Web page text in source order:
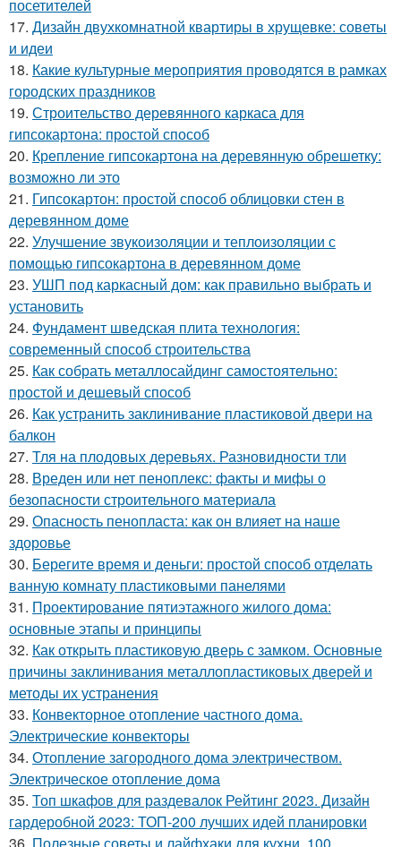
посетителей
17. Дизайн двухкомнатной квартиры в хрущевке: советы
и идеи
18. Какие культурные мероприятия проводятся в рамках
городских праздников
19. Строительство деревянного каркаса для
гипсокартона: простой способ
20. Крепление гипсокартона на деревянную обрешетку:
возможно ли это
21. Гипсокартон: простой способ облицовки стен в
деревянном доме
22. Улучшение звукоизоляции и теплоизоляции с
помощью гипсокартона в деревянном доме
23. УШП под каркасный дом: как правильно выбрать и
установить
24. Фундамент шведская плита технология:
современный способ строительства
25. Как собрать металлосайдинг самостоятельно:
простой и дешевый способ
26. Как устранить заклинивание пластиковой двери на
балкон
27. Тля на плодовых деревьях. Разновидности тли
28. Вреден или нет пеноплекс: факты и мифы о
безопасности строительного материала
29. Опасность пенопласта: как он влияет на наше
здоровье
30. Берегите время и деньги: простой способ отделать
ванную комнату пластиковыми панелями
31. Проектирование пятиэтажного жилого дома:
основные этапы и принципы
32. Как открыть пластиковую дверь с замком. Основные
причины заклинивания металлопластиковых дверей и
методы их устранения
33. Конвекторное отопление частного дома.
Электрические конвекторы
34. Отопление загородного дома электричеством.
Электрическое отопление дома
35. Топ шкафов для раздевалок Рейтинг 2023. Дизайн
гардеробной 2023: ТОП-200 лучших идей планировки